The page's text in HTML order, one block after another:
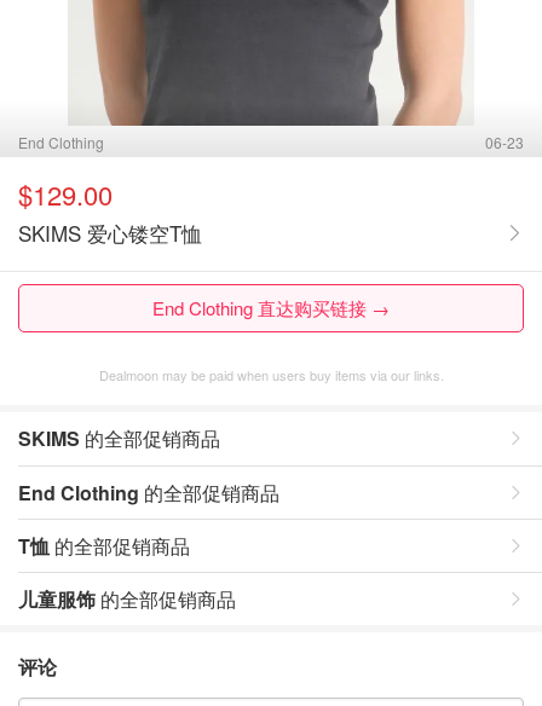
End Clothing 06-23
$129.00
SKIMS 爱心镂空T恤
End Clothing 直达购买链接 →
Dealmoon may be paid when users buy items via our links.
SKIMS 的全部促销商品
End Clothing 的全部促销商品
T恤 的全部促销商品
儿童服饰 的全部促销商品
评论